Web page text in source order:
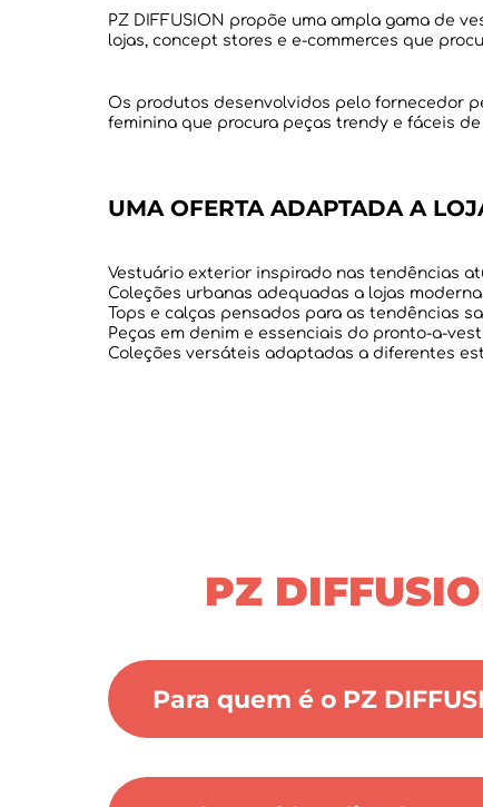
PZ DIFFUSION propõe uma ampla gama de
Os produtos desenvolvidos pelo fornecedor
UMA OFERTA ADAPTADA A
Vestuário exterior inspirado nas tendências
Coleções urbanas adequadas a lojas
Tops e calças pensados para as tendências
Peças em denim e essenciais do pronto-a-
Para quem é o PZ